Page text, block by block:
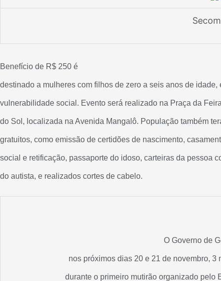
Benefício de R$ 250 é
destinado a mulheres com filhos de zero a seis anos de idade,
vulnerabilidade social. Evento será realizado na Praça da
do Sol, localizada na Avenida Mangalô. População também
gratuitos, como emissão de certidões de nascimento,
social e retificação, passaporte do idoso, carteiras da pessoa
do autista, e realizados cortes de cabelo.
O Governo de
nos próximos dias 20 e 21 de novembro,
durante o primeiro mutirão organizado pelo